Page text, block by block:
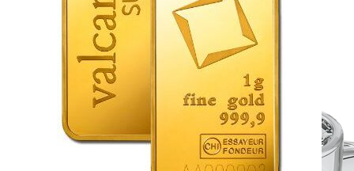
Forever Collection
Zásnubné prstne z kolekcie Forever.